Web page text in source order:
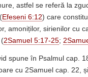
astfel se referă la
Efeseni 6:12) care
amoniților, sirienilor cu
(2Samuel 5:17-25;
spune în Psalmul cap.
cu 2Samuel cap. 22,